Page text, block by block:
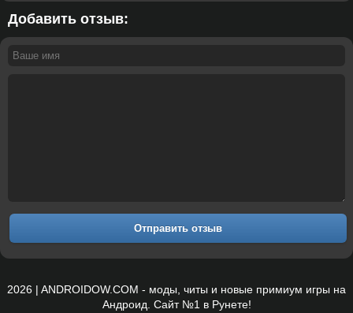
Добавить отзыв:
Отправить отзыв
2026 | ANDROIDOW.COM - моды, читы и новые примиум игры на
Андроид. Сайт №1 в Рунете!